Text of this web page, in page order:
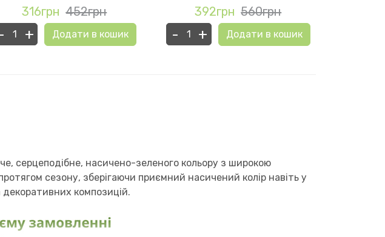
316грн 452грн
+ Додати в кошик
392грн 560грн
- + Додати в кошик
серцеподібне, насичено-зеленого кольору з широкою
сезону, зберігаючи приємний насичений колір навіть у
декоративних композицій.